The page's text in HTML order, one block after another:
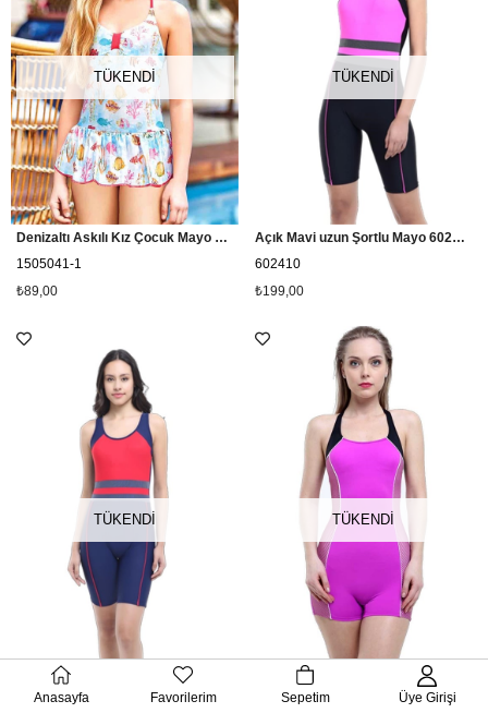
TÜKENDI
Denizaltı Askılı Kız Çocuk Mayo Adasea 1505041 Mint
1505041-1
₺89,00
TÜKENDI
Açık Mavi uzun Şortlu Mayo 602410
602410
₺199,00
TÜKENDI
Lacivert Uzun Şortlu Mayo 602410
602410-1
TÜKENDI
601610
Anasayfa Favorilerim Sepetim Üye Girişi